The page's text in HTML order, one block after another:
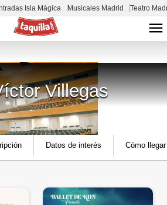
Isla Mágica Musicales Madrid Teatro
Villegas
Murcia, España
Datos de interés Cómo llegar